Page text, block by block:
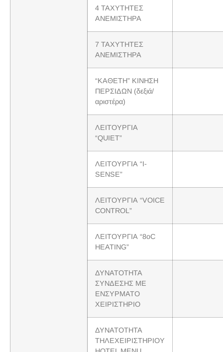
4 ΤΑΧΥΤΗΤΕΣ
ΑΝΕΜΙΣΤΗΡΑ
7 ΤΑΧΥΤΗΤΕΣ
ΑΝΕΜΙΣΤΗΡΑ
“ΚΑΘΕΤΗ” ΚΙΝΗΣΗ
ΠΕΡΣΙΔΩΝ (δεξιά/
αριστέρα)
ΛΕΙΤΟΥΡΓΙΑ
“QUIET”
ΛΕΙΤΟΥΡΓΙΑ “I-
SENSE”
ΛΕΙΤΟΥΡΓΙΑ “VOICE
CONTROL”
ΛΕΙΤΟΥΡΓΙΑ “8oC
HEATING”
ΔΥΝΑΤΟΤΗΤΑ
ΣΥΝΔΕΣΗΣ ΜΕ
ΕΝΣΥΡΜΑΤΟ
ΧΕΙΡΙΣΤΗΡΙΟ
ΔΥΝΑΤΟΤΗΤΑ
ΤΗΛΕΧΕΙΡΙΣΤΗΡΙΟΥ